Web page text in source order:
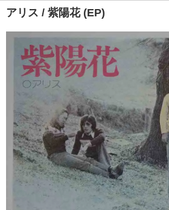
アリス / 紫陽花 (EP)